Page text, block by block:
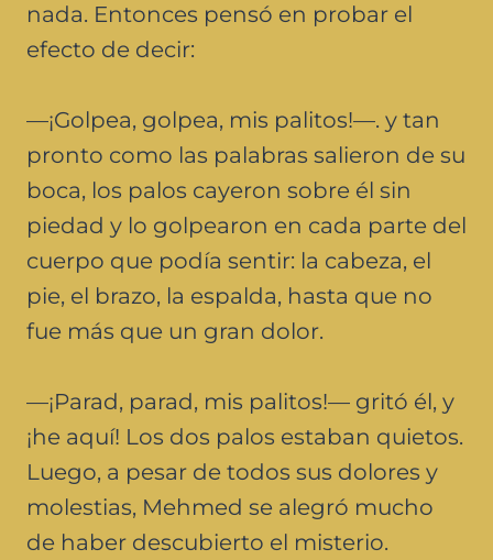
nada. Entonces pensó en probar el
efecto de decir:
—¡Golpea, golpea, mis palitos!—. y tan
pronto como las palabras salieron de su
boca, los palos cayeron sobre él sin
piedad y lo golpearon en cada parte del
cuerpo que podía sentir: la cabeza, el
pie, el brazo, la espalda, hasta que no
fue más que un gran dolor.
—¡Parad, parad, mis palitos!— gritó él, y
¡he aquí! Los dos palos estaban quietos.
Luego, a pesar de todos sus dolores y
molestias, Mehmed se alegró mucho
de haber descubierto el misterio.